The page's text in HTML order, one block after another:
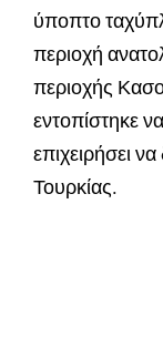
ύποπτο
περιοχή
περιοχής
εντοπίστηκε
επιχειρήσει
Τουρκίας.